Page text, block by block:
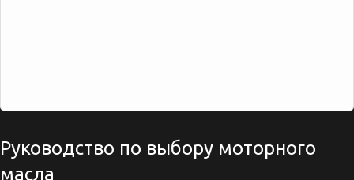
Руководство по выбору моторного
масла